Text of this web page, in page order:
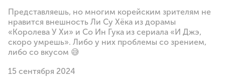
Представляешь, но многим корейским зрителям не
нравится внешность Ли Су Хёка из дорамы
«Королева У Хи» и Со Ин Гука из сериала «И Джэ,
скоро умрешь». Либо у них проблемы со зрением,
либо со вкусом 😅
15 сентября 2024